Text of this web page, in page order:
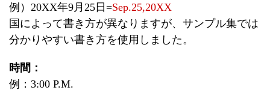
例）20XX年9月25日=Sep.25,20XX
国によって書き方が異なりますが、サンプル集では
分かりやすい書き方を使用しました。
時間：
例：3:00 P.M.